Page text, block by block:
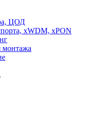
ЦОД
xWDM, xPON
монтажа